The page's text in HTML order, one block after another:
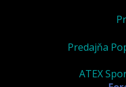
Predajňa
ATEX